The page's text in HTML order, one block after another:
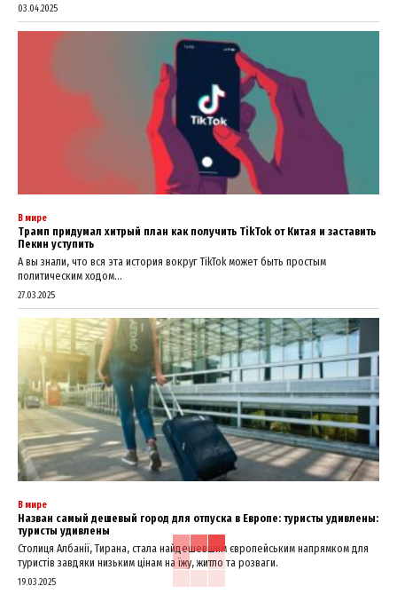
03.04.2025
В мире
Трамп придумал хитрый план как получить TikTok от Китая и заставить
Пекин уступить
А вы знали, что вся эта история вокруг TikTok может быть простым
политическим ходом...
27.03.2025
В мире
Назван самый дешевый город для отпуска в Европе: туристы удивлены:
туристы удивлены
Столиця Албанії, Тирана, стала найдешевшим європейським напрямком для
туристів завдяки низьким цінам на їжу, житло та розваги.
19.03.2025